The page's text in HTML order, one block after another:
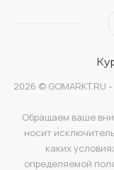
2026 ©
Обращаем ваше
носит
каких
определяемой